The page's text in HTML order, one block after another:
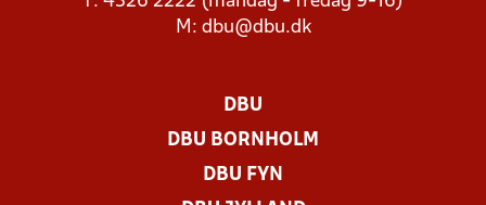
M: dbu@dbu.dk
DBU
DBU BORNHOLM
DBU FYN